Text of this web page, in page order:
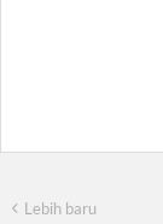
Lebih baru